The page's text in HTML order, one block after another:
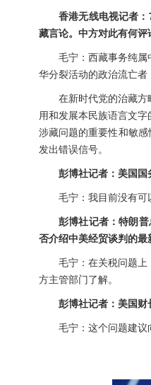
香港无线电视记者
藏言论。中方对此有何评
毛宁：西藏事务纯
华分裂活动的政治流亡
在新时代党的治藏
用和发展本民族语言文
涉藏问题的重要性和敏
发出错误信号。
彭博社记者：美国
毛宁：我目前没有可
彭博社记者：特朗
否介绍中美经贸谈判的最
毛宁：在关税问题
方主管部门了解。
彭博社记者：美国
毛宁：这个问题建议